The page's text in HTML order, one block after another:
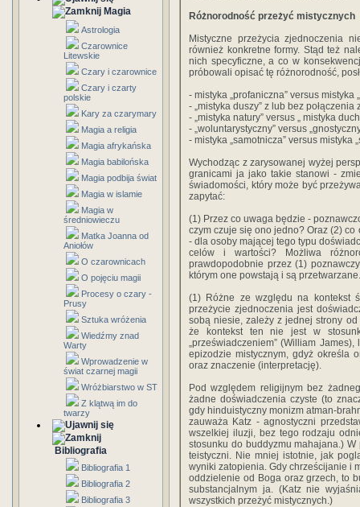
Magia
Astrologia
Czarownice
Litewskie
Czary i czarownice
Czary i czarty
polskie
Kary za czarymary
Magia a religia
Magia afrykańska
Magia babilońska
Magia podbija świat
Magia w islamie
Magia w
średniowieczu
Matka Joanna od
Aniołów
O czarownicach
O pojęciu magii
Procesy o czary -
Prusy
Sztuka wróżenia
Wiedźmy znad
Warty
Wprowadzenie w
świat czarnej magii
Wróżbiarstwo w ST
Z klątwą im do
twarzy
Bibliografia
Bibliografia 1
Bibliografia 2
Bibliografia 3
Różnorodność przeżyć mistycznych
Mistyczne przeżycia zjednoczenia
również konkretne formy. Stąd też
nich specyficzne, a co w
próbowali opisać tę różnorodność,
- mistyka „profaniczna” versus mistyka
- „mistyka duszy” z lub bez połączenia
- „mistyka natury” versus „ mistyka
- „woluntarystyczny” versus
- mistyka „samotnicza” versus mistyka
Wychodząc z zarysowanej wyżej
granicami ja jako takie stanowi -
świadomości, który może być
zapytać:
(1) Przez co uwaga będzie -
czym czuje się ono jedno? Oraz (2)
- dla osoby mającej tego typu
celów i wartości? Możliwa
prawdopodobnie przez (1)
którym one powstają i są przetwarzane.
(1) Różne ze względu na kontekst
przeżycie zjednoczenia jest
sobą niesie, zależy z jednej strony
że kontekst ten nie jest w
„przeświadczeniem” (William
epizodzie mistycznym, gdyż określa
oraz znaczenie (interpretację).
Pod względem religijnym bez
żadne doświadczenia czyste (to
gdy hinduistyczny monizm atman-
zauważa Katz - agnostyczni
wszelkiej iluzji, bez tego rodzaju
stosunku do buddyzmu mahajana.)
teistyczni. Nie mniej istotnie, jak
wyniki zatopienia. Gdy chrześcijanie i
oddzielenie od Boga oraz grzech, to
substancjalnym ja. (Katz nie
wszystkich przeżyć mistycznych.)